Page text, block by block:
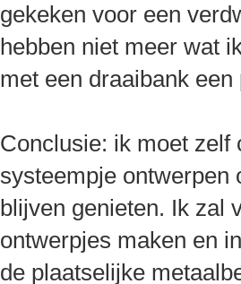
gekeken voor een
hebben niet meer wat
met een draaibank
Conclusie: ik moet zelf
systeempje ontwerpen
blijven genieten. Ik zal
ontwerpjes maken en
de plaatselijke